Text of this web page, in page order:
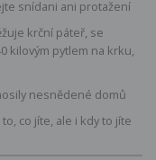
snídani ani protažení
krční páteř, se
kilovým pytlem na krku,
nesnědené domů
co jíte, ale i kdy to jíte